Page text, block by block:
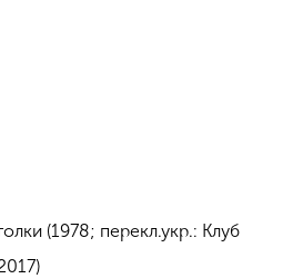
(1978; перекл.укр.: Клуб